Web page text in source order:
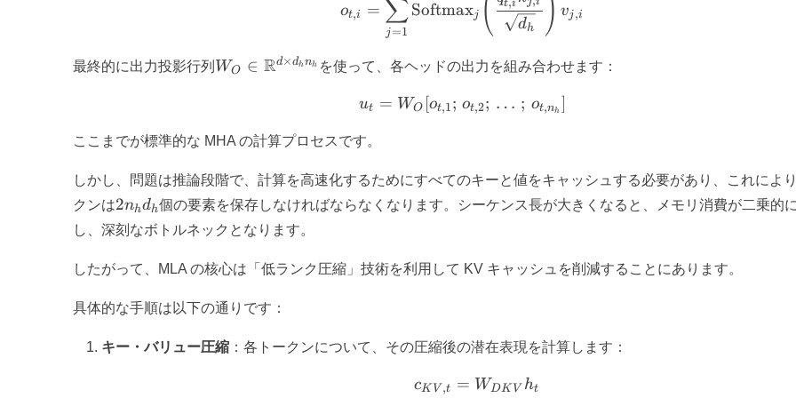
ot,i =
j =1
∑Softmaxj ( dh
t i ) vj ,i
最終的に出力投影行列 W_O \in
WO ∈ Rd×dhnh を使って、各ヘッドの出力を組み合わせます：
u_t = W_O [o_{t,1};\, o_{t,2};\, \dots; \,
ut = WO [ot,1; ot,2; … ; ot,nh ]
ここまでが標準的な MHA の計算プロセスです。
しかし、問題は推論段階で、計算を高速化するためにすべてのキーと値をキャッシュする必要があり、これによ
クンは2
n_h
d_h
2nhdh個の要素を保存しなければならなくなります。シーケンス長が大きくなると、メモリ消費が二乗的
し、深刻なボトルネックとなります。
したがって、MLA の核心は「低ランク圧縮」技術を利用して KV キャッシュを削減することにあります。
具体的な手順は以下の通りです：
キー・バリュー圧縮 ：各トークンについて、その圧縮後の潜在表現を計算します：
c_{KV,t} = W_{DKV} h_t
cKV ,t = WDKV ht